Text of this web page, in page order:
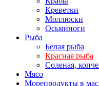
Креветки
Моллюски
Осьминоги
Рыба
Белая рыба
Красная рыба
Соленая,
Мясо
Морепродукты в